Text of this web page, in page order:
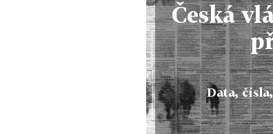
Česká
Data,